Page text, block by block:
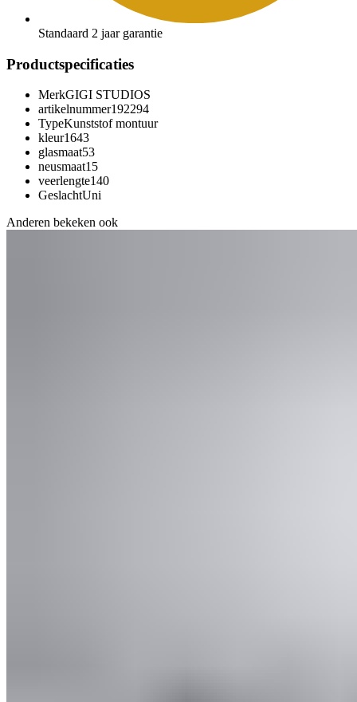
Standaard 2 jaar garantie
Productspecificaties
MerkGIGI STUDIOS
artikelnummer192294
TypeKunststof montuur
kleur1643
glasmaat53
neusmaat15
veerlengte140
GeslachtUni
Anderen bekeken ook